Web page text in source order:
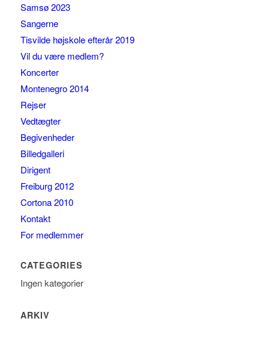
Samsø 2023
Sangerne
Tisvilde højskole efterår 2019
Vil du være medlem?
Koncerter
Montenegro 2014
Rejser
Vedtægter
Begivenheder
Billedgalleri
Dirigent
Freiburg 2012
Cortona 2010
Kontakt
For medlemmer
CATEGORIES
Ingen kategorier
ARKIV